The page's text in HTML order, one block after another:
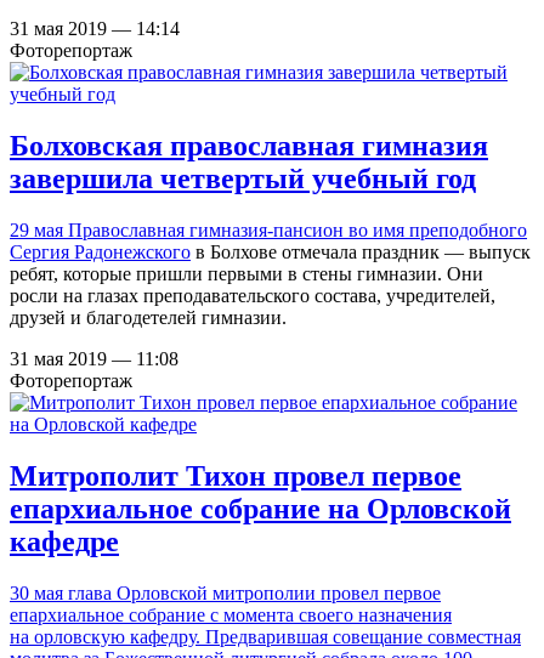
31 мая 2019 — 14:14
Фоторепортаж
Болховская православная гимназия
завершила четвертый учебный год
29 мая Православная гимназия-пансион во имя преподобного
Сергия Радонежского в Болхове отмечала праздник — выпуск
ребят, которые пришли первыми в стены гимназии. Они
росли на глазах преподавательского состава, учредителей,
друзей и благодетелей гимназии.
31 мая 2019 — 11:08
Фоторепортаж
Митрополит Тихон провел первое
епархиальное собрание на Орловской
кафедре
30 мая глава Орловской митрополии провел первое
епархиальное собрание с момента своего назначения
на орловскую кафедру. Предварившая совещание совместная